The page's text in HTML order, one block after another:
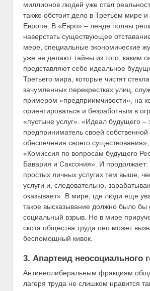
миллионов людей уже стал
также обстоит дело в Третьем мире и
Европе. В «Евро» – ленде полны
наверстать существующее
мере, специальные экономические
уже не делают тайны из того, каким
представляют себе идеальное
Третьего мира, которые чистят
зачумленных перекрестках улиц,
примером «предприимчивости», на
ориентироваться и безработным в
«пустыне услуг». «Идеал будущего –
предприниматель своей
обеспечения своего
«Комиссия по вопросам будущего
Бавария и Саксония». И продолжает:
простых личных услугах тем выше,
услуги и, следовательно,
оказывает». В мире, где люди еще
такое высказывание должно было бы
социальный взрыв. Но в мире
скота общества труда оно может
беспомощный кивок.
3. Апартеид неосоциального
Антинеолиберальным фракциям
лагеря труда не слишком нравится